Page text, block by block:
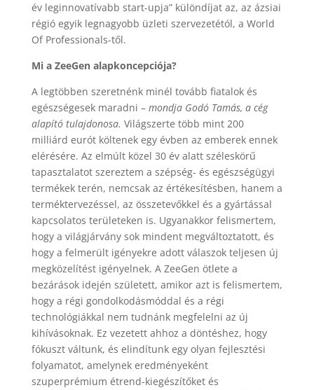
év leginnovatívabb start-upja” különdíjat az, az ázsiai
régió egyik legnagyobb üzleti szervezetétól, a World
Of Professionals-től.
Mi a ZeeGen alapkoncepciója?
A legtöbben szeretnénk minél tovább fiatalok és
egészségesek maradni – mondja Godó Tamás, a cég
alapító tulajdonosa. Világszerte több mint 200
milliárd eurót költenek egy évben az emberek ennek
elérésére. Az elmúlt közel 30 év alatt széleskörű
tapasztalatot szereztem a szépség- és egészségügyi
termékek terén, nemcsak az értékesítésben, hanem a
terméktervezéssel, az összetevőkkel és a gyártással
kapcsolatos területeken is. Ugyanakkor felismertem,
hogy a világjárvány sok mindent megváltoztatott, és
hogy a felmerült igényekre adott válaszok teljesen új
megközelítést igényelnek. A ZeeGen ötlete a
bezárások idején született, amikor azt is felismertem,
hogy a régi gondolkodásmóddal és a régi
technológiákkal nem tudnánk megfelelni az új
kihívásoknak. Ez vezetett ahhoz a döntéshez, hogy
fókuszt váltunk, és elindítunk egy olyan fejlesztési
folyamatot, amelynek eredményeként
szuperprémium étrend-kiegészítőket és